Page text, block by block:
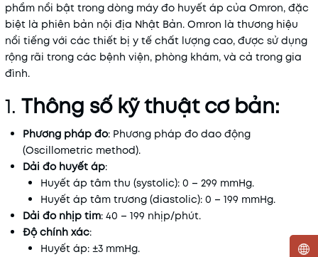
phẩm nổi bật trong dòng máy đo huyết áp của Omron, đặc
biệt là phiên bản nội địa Nhật Bản. Omron là thương hiệu
nổi tiếng với các thiết bị y tế chất lượng cao, được sử dụng
rộng rãi trong các bệnh viện, phòng khám, và cả trong gia
đình.
1. Thông số kỹ thuật cơ bản:
Phương pháp đo: Phương pháp đo dao động
(Oscillometric method).
Dải đo huyết áp:
Huyết áp tâm thu (systolic): 0 – 299 mmHg.
Huyết áp tâm trương (diastolic): 0 – 199 mmHg.
Dải đo nhịp tim: 40 – 199 nhịp/phút.
Độ chính xác:
Huyết áp: ±3 mmHg.